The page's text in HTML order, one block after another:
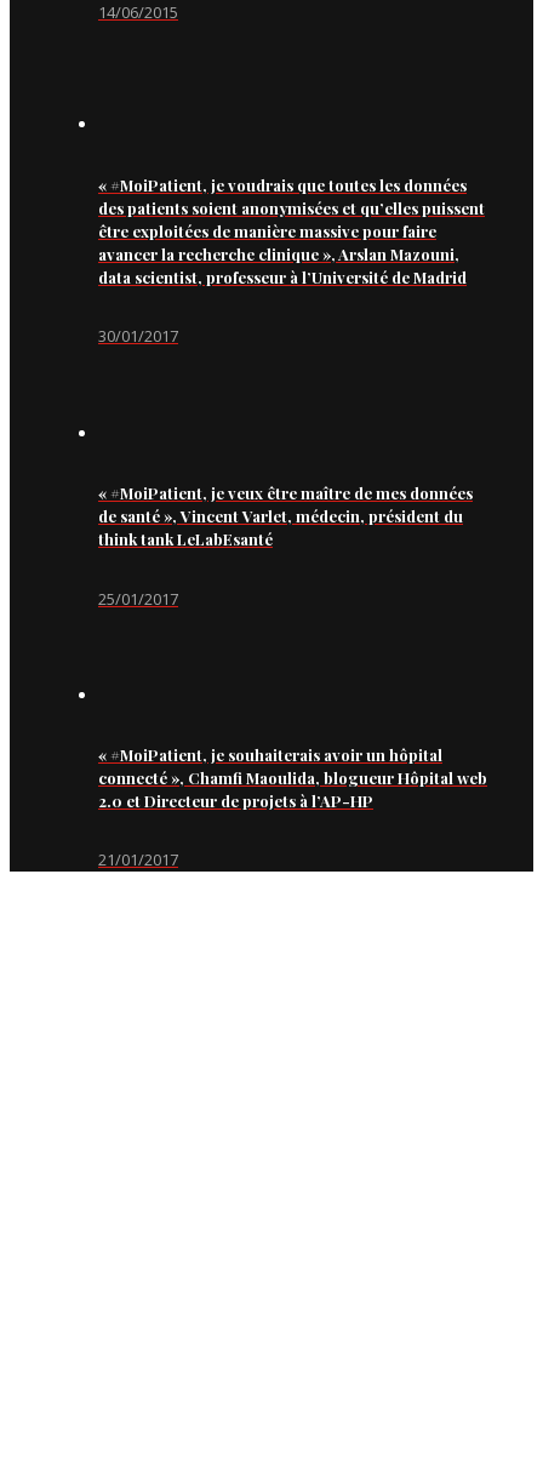
14/06/2015
« #MoiPatient, je voudrais que toutes les données
des patients soient anonymisées et qu’elles puissent
être exploitées de manière massive pour faire
avancer la recherche clinique », Arslan Mazouni,
data scientist, professeur à l’Université de Madrid
30/01/2017
« #MoiPatient, je veux être maître de mes données
de santé », Vincent Varlet, médecin, président du
think tank LeLabEsanté
25/01/2017
« #MoiPatient, je souhaiterais avoir un hôpital
connecté », Chamfi Maoulida, blogueur Hôpital web
2.0 et Directeur de projets à l’AP-HP
21/01/2017